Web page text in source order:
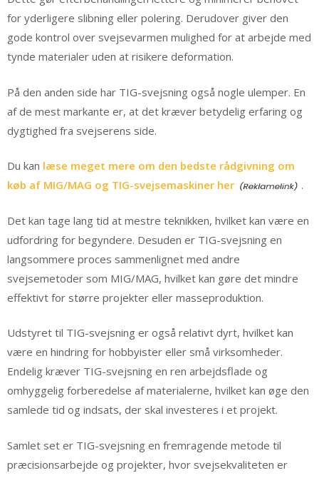
for yderligere slibning eller polering. Derudover giver den
gode kontrol over svejsevarmen mulighed for at arbejde med
tynde materialer uden at risikere deformation.
På den anden side har TIG-svejsning også nogle ulemper. En
af de mest markante er, at det kræver betydelig erfaring og
dygtighed fra svejserens side.
Du kan læse meget mere om den bedste rådgivning om
køb af MIG/MAG og TIG-svejsemaskiner her
.
Det kan tage lang tid at mestre teknikken, hvilket kan være en
udfordring for begyndere. Desuden er TIG-svejsning en
langsommere proces sammenlignet med andre
svejsemetoder som MIG/MAG, hvilket kan gøre det mindre
effektivt for større projekter eller masseproduktion.
Udstyret til TIG-svejsning er også relativt dyrt, hvilket kan
være en hindring for hobbyister eller små virksomheder.
Endelig kræver TIG-svejsning en ren arbejdsflade og
omhyggelig forberedelse af materialerne, hvilket kan øge den
samlede tid og indsats, der skal investeres i et projekt.
Samlet set er TIG-svejsning en fremragende metode til
præcisionsarbejde og projekter, hvor svejsekvaliteten er